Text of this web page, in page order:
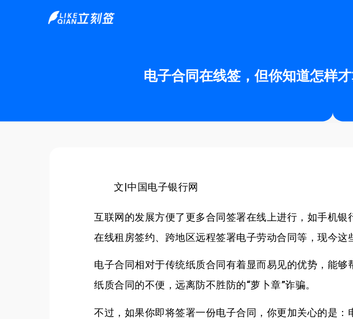
电子合同在线签，但你知道怎样
文|中国电子银行网
互联网的发展方便了更多合同签署在线上进行，如手机银
在线租房签约、跨地区远程签署电子劳动合同等，现今这
电子合同相对于传统纸质合同有着显而易见的优势，能够
纸质合同的不便，远离防不胜防的“萝卜章”诈骗。
不过，如果你即将签署一份电子合同，你更加关心的是：